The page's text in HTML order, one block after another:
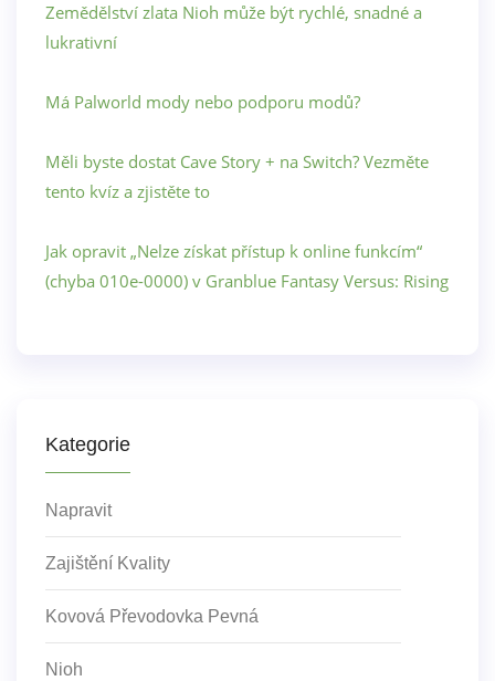
Zemědělství zlata Nioh může být rychlé, snadné a
lukrativní
Má Palworld mody nebo podporu modů?
Měli byste dostat Cave Story + na Switch? Vezměte
tento kvíz a zjistěte to
Jak opravit „Nelze získat přístup k online funkcím“
(chyba 010e-0000) v Granblue Fantasy Versus: Rising
Kategorie
Napravit
Zajištění Kvality
Kovová Převodovka Pevná
Nioh